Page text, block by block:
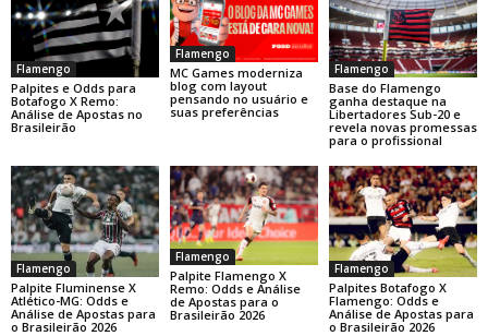
Flamengo
Palpites e Odds para
Botafogo X Remo:
Análise de Apostas no
Brasileirão
Flamengo
MC Games moderniza
blog com layout
pensando no usuário e
suas preferências
Flamengo
Base do Flamengo
ganha destaque na
Libertadores Sub-20 e
revela novas promessas
para o profissional
Flamengo
Palpite Fluminense X
Atlético-MG: Odds e
Análise de Apostas para
o Brasileirão 2026
Flamengo
Palpite Flamengo X
Remo: Odds e Análise
de Apostas para o
Brasileirão 2026
Flamengo
Palpites Botafogo X
Flamengo: Odds e
Análise de Apostas para
o Brasileirão 2026